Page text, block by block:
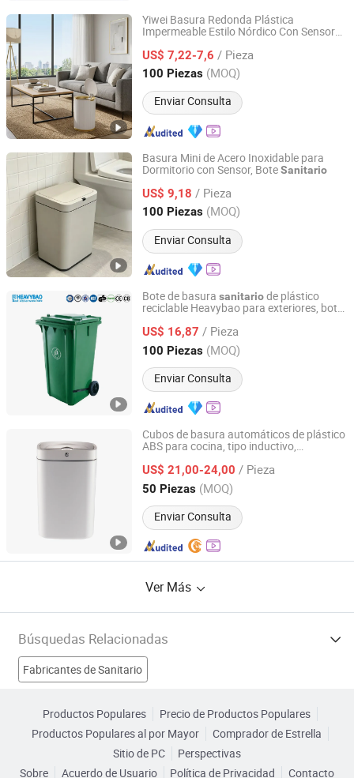
Yiwei Basura Redonda Plástica
Impermeable Estilo Nórdico Con Sensor
Interior para Oficina Moderna
US$ 7,22-7,6 / Pieza
100 Piezas (MOQ)
Enviar Consulta
Foshan Yiwei Smart Home Co., Ltd.
Guangdong, China Desde 2026
Basura Mini de Acero Inoxidable para
Dormitorio con Sensor, BoteSanitario
US$ 9,18 / Pieza
100 Piezas (MOQ)
Enviar Consulta
Foshan Yiwei Smart Home Co., Ltd.
Guangdong, China Desde 2026
Bote de basura sanitariode plástico
reciclable Heavybao para exteriores, bote
US$ 16,87 / Pieza
100 Piezas (MOQ)
Enviar Consulta
Heavybao Commercial Kitchenware Co., Ltd.
Guangdong, China Desde 2020
Cubos de basura automáticos de plástico
ABS para cocina, tipo inductivo,
US$ 21,00-24,00 / Pieza
50 Piezas (MOQ)
Enviar Consulta
Hangzhou Housen Furniture Co., Ltd.
Desde 2016
Ver Más
Búsquedas Relacionadas
Fabricantes de Sanitario
Fabricantes de Instalación sanitaria
Productos Populares
Precio de Productos Populares
Productos Populares al por Mayor
Comprador de Estrella
Sitio de PC
Perspectivas
Sobre
Acuerdo de Usuario Política de Privacidad Contacto